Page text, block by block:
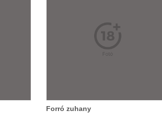
Forró zuhany